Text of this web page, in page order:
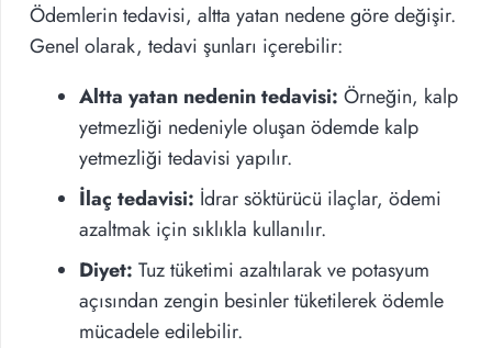
Ödemlerin tedavisi, altta yatan nedene göre değişir.
Genel olarak, tedavi şunları içerebilir:
Altta yatan nedenin tedavisi: Örneğin, kalp
yetmezliği nedeniyle oluşan ödemde kalp
yetmezliği tedavisi yapılır.
İlaç tedavisi: İdrar söktürücü ilaçlar, ödemi
azaltmak için sıklıkla kullanılır.
Diyet: Tuz tüketimi azaltılarak ve potasyum
açısından zengin besinler tüketilerek ödemle
mücadele edilebilir.